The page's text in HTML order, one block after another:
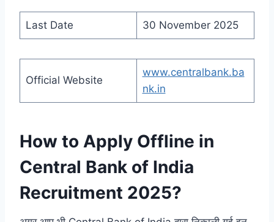
Last Date 30 November 2025
Official Website
www.centralbank.ba
nk.in
How to Apply Offline in
Central Bank of India
Recruitment 2025?